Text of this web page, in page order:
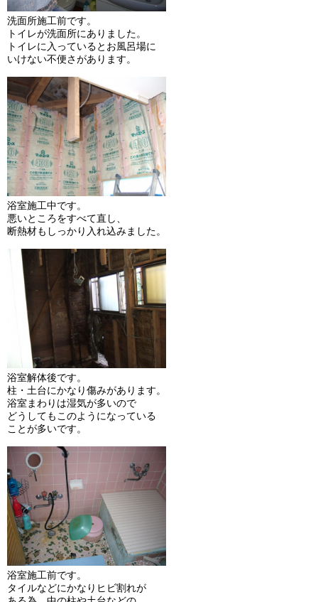
洗面所施工前です。
トイレが洗面所にありました。
トイレに入っているとお風呂場に
いけない不便さがあります。
浴室施工中です。
悪いところをすべて直し、
断熱材もしっかり入れ込みました。
浴室解体後です。
柱・土台にかなり傷みがあります。
浴室まわりは湿気が多いので
どうしてもこのようになっている
ことが多いです。
浴室施工前です。
タイルなどにかなりヒビ割れが